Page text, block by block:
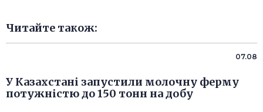
Читайте також:
07.08
У Казахстані запустили молочну ферму
потужністю до 150 тонн на добу